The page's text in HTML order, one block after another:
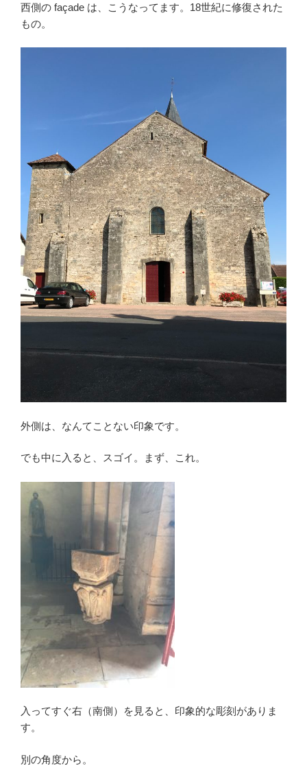
西側の façade は、こうなってます。18世紀に修復された
もの。
外側は、なんてことない印象です。
でも中に入ると、スゴイ。まず、これ。
入ってすぐ右（南側）を見ると、印象的な彫刻がありま
す。
別の角度から。